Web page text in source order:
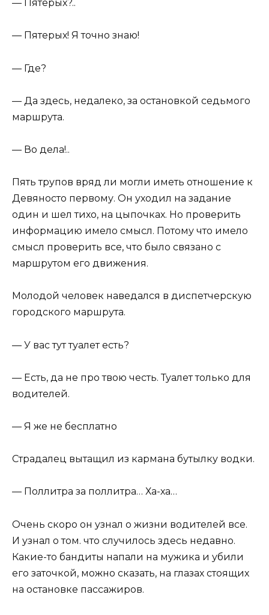
— Пятерых?..
— Пятерых! Я точно знаю!
— Где?
— Да здесь, недалеко, за остановкой седьмого
маршрута.
— Во дела!..
Пять трупов вряд ли могли иметь отношение к
Девяносто первому. Он уходил на задание
один и шел тихо, на цыпочках. Но проверить
информацию имело смысл. Потому что имело
смысл проверить все, что было связано с
маршрутом его движения.
Молодой человек наведался в диспетчерскую
городского маршрута.
— У вас тут туалет есть?
— Есть, да не про твою честь. Туалет только для
водителей.
— Я же не бесплатно
Страдалец вытащил из кармана бутылку водки.
— Поллитра за поллитра… Ха-ха…
Очень скоро он узнал о жизни водителей все.
И узнал о том. что случилось здесь недавно.
Какие-то бандиты напали на мужика и убили
его заточкой, можно сказать, на глазах стоящих
на остановке пассажиров.